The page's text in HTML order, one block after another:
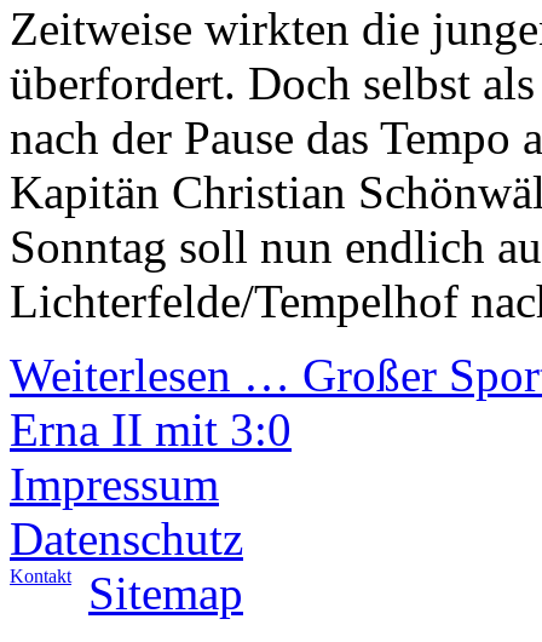
Zeitweise wirkten die
überfordert. Doch selbst
nach der Pause das
Kapitän Christian
Sonntag soll nun endlich
Lichterfelde/Tempelhof
Weiterlesen … Großer
Erna II mit 3:0
Impressum
Datenschutz
Kontakt Sitemap